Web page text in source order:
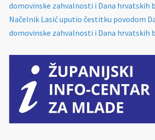
domovinske zahvalnosti i Dana hrvatskih
Načelnik Lasić uputio čestitku povodom
domovinske zahvalnosti i Dana hrvatskih